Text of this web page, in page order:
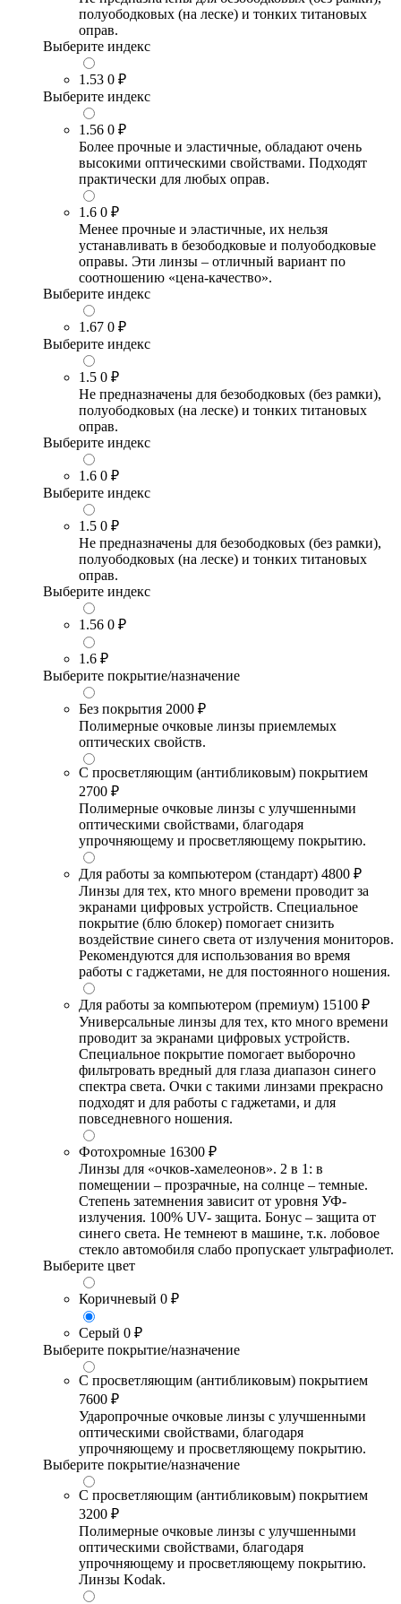
полуободковых (на леске) и тонких титановых
оправ.
Выберите индекс
1.53 0 ₽
Выберите индекс
1.56 0 ₽
Более прочные и эластичные, обладают очень
высокими оптическими свойствами. Подходят
практически для любых оправ.
1.6 0 ₽
Менее прочные и эластичные, их нельзя
устанавливать в безободковые и полуободковые
оправы. Эти линзы – отличный вариант по
соотношению «цена-качество».
Выберите индекс
1.67 0 ₽
Выберите индекс
1.5 0 ₽
Не предназначены для безободковых (без рамки),
полуободковых (на леске) и тонких титановых
оправ.
Выберите индекс
1.6 0 ₽
Выберите индекс
1.5 0 ₽
Не предназначены для безободковых (без рамки),
полуободковых (на леске) и тонких титановых
оправ.
Выберите индекс
1.56 0 ₽
1.6 ₽
Выберите покрытие/назначение
Без покрытия 2000 ₽
Полимерные очковые линзы приемлемых
оптических свойств.
С просветляющим (антибликовым) покрытием
2700 ₽
Полимерные очковые линзы с улучшенными
оптическими свойствами, благодаря
упрочняющему и просветляющему покрытию.
Для работы за компьютером (стандарт) 4800 ₽
Линзы для тех, кто много времени проводит за
экранами цифровых устройств. Специальное
покрытие (блю блокер) помогает снизить
воздействие синего света от излучения мониторов.
Рекомендуются для использования во время
работы с гаджетами, не для постоянного ношения.
Для работы за компьютером (премиум) 15100 ₽
Универсальные линзы для тех, кто много времени
проводит за экранами цифровых устройств.
Специальное покрытие помогает выборочно
фильтровать вредный для глаза диапазон синего
спектра света. Очки с такими линзами прекрасно
подходят и для работы с гаджетами, и для
повседневного ношения.
Фотохромные 16300 ₽
Линзы для «очков-хамелеонов». 2 в 1: в
помещении – прозрачные, на солнце – темные.
Степень затемнения зависит от уровня УФ-
излучения. 100% UV- защита. Бонус – защита от
синего света. Не темнеют в машине, т.к. лобовое
стекло автомобиля слабо пропускает ультрафиолет.
Выберите цвет
Коричневый 0 ₽
Серый 0 ₽
Выберите покрытие/назначение
С просветляющим (антибликовым) покрытием
7600 ₽
Ударопрочные очковые линзы с улучшенными
оптическими свойствами, благодаря
упрочняющему и просветляющему покрытию.
Выберите покрытие/назначение
С просветляющим (антибликовым) покрытием
3200 ₽
Полимерные очковые линзы с улучшенными
оптическими свойствами, благодаря
упрочняющему и просветляющему покрытию.
Линзы Kodak.